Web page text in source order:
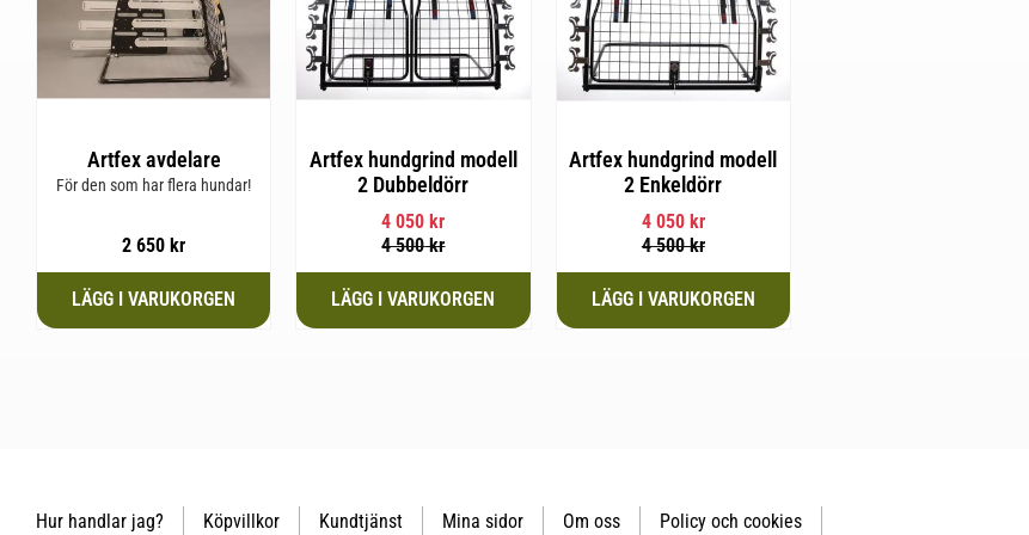
Artfex avdelare
För den som har flera hundar!
2 650 kr
Artfex hundgrind modell
2 Dubbeldörr
4 050 kr
4 500kr
Artfex hundgrind modell
2 Enkeldörr
4 050kr
4 500kr
Hur handlar jag? Köpvillkor Kundtjänst Mina sidor Om oss Policy och cookies